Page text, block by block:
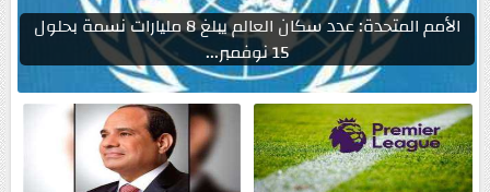
الأمم المتحدة: عدد سكان العالم يبلغ 8 مليارات نسمة بحلول
15 نوفمبر...